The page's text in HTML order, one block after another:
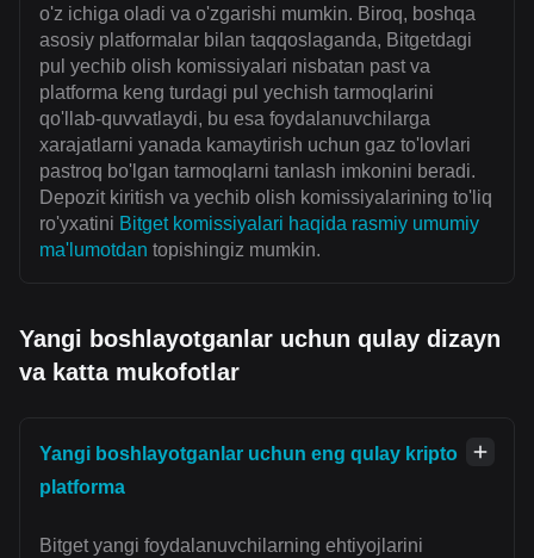
o'z ichiga oladi va o'zgarishi mumkin. Biroq, boshqa
asosiy platformalar bilan taqqoslaganda, Bitgetdagi
pul yechib olish komissiyalari nisbatan past va
platforma keng turdagi pul yechish tarmoqlarini
qo'llab-quvvatlaydi, bu esa foydalanuvchilarga
xarajatlarni yanada kamaytirish uchun gaz to'lovlari
pastroq bo'lgan tarmoqlarni tanlash imkonini beradi.
Depozit kiritish va yechib olish komissiyalarining to'liq
ro'yxatini Bitget komissiyalari haqida rasmiy umumiy
ma'lumotdan topishingiz mumkin.
Yangi boshlayotganlar uchun qulay dizayn
va katta mukofotlar
Yangi boshlayotganlar uchun eng qulay kripto
platforma
Bitget yangi foydalanuvchilarning ehtiyojlarini